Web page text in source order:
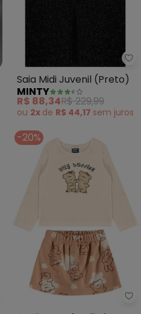
- Saia-Shorts
Saia Midi Juvenil (Preto)
MINTY
R$ 88,34R$ 229,99
ou 2x de R$ 44,17 sem juros
Loop - Conjunto Infantil
-20%